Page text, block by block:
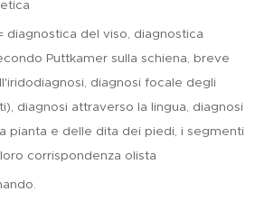
diagnostica del viso, diagnostica
Puttkamer sulla schiena, breve
diagnosi focale degli
diagnosi attraverso la lingua, diagnosi
pianta e delle dita dei piedi, i segmenti
corrispondenza olista